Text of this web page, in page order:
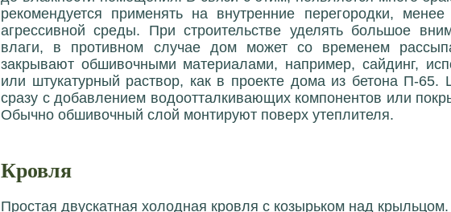
рекомендуется применять на внутренние перегородки,
агрессивной среды. При строительстве уделять большое
влаги, в противном случае дом может со временем
закрывают обшивочными материалами, например, сайдинг,
или штукатурный раствор, как в проекте дома из бетона П-65.
сразу с добавлением водоотталкивающих компонентов или
Обычно обшивочный слой монтируют поверх утеплителя.
Кровля
Простая двускатная холодная кровля с козырьком над